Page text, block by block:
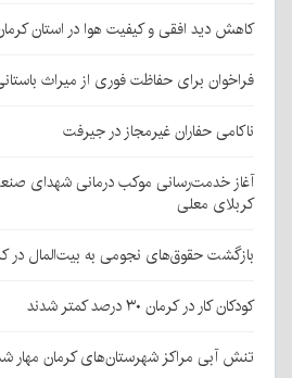
کاهش دید افقی و کیفیت هوا در استان
فراخوان برای حفاظت فوری از میراث
ناکامی حفاران غیرمجاز در جیرفت
آغاز خدمت‌رسانی موکب درمانی شهدای
کربلای معلی
بازگشت حقوق‌های نجومی به بیت‌المال در
کودکان کار در کرمان ۳۰ درصد کمتر شدند
تنش آبی مراکز شهرستان‌های کرمان مهار